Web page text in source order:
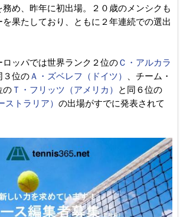
め、昨年に初出場。２０歳のメンシクも
を果たしており、ともに２年連続での選出
ロッパでは世界ランク２位のＣ・アルカラ
３位のＡ・ズベレフ（ドイツ）
、チーム・
の Ｔ・フリッツ（アメリカ）
と同６位の
ストラリア） の出場がすでに発表されて